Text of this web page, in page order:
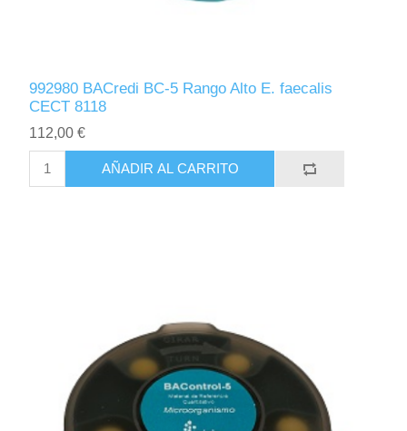
992980 BACredi BC-5 Rango Alto E. faecalis
CECT 8118
112,00 €
AÑADIR AL CARRITO